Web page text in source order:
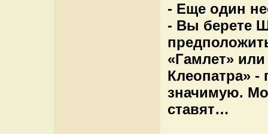
- Еще один
- Вы берете
«Гамлет»
Клеопатра» -
значимую.
ставят…